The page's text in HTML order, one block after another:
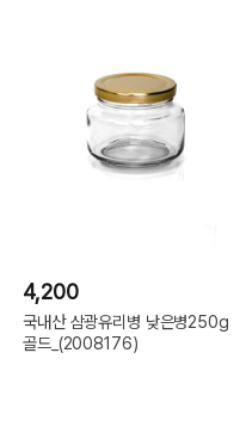
4,200
국내산 삼광유리병 낮은병250g
골드_(2008176)